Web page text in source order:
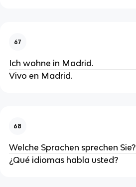
67
Ich wohne in Madrid.
Vivo en Madrid.
68
Welche Sprachen sprechen Sie?
¿Qué idiomas habla usted?